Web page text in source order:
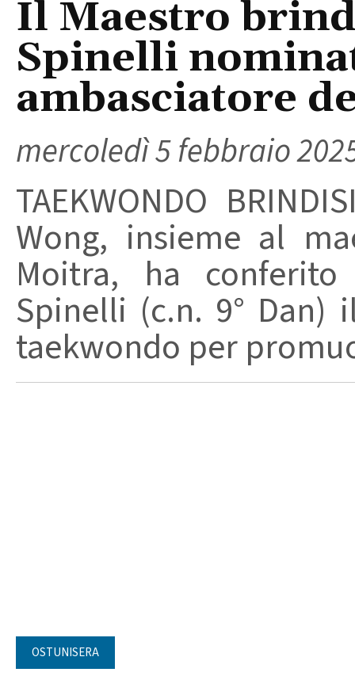
Il Maestro
Spinelli
ambasciatore
mercoledì 5 febbraio
TAEKWONDO
Wong, insieme al
Moitra, ha
Spinelli (c.n. 9°
taekwondo per
OSTUNISERA